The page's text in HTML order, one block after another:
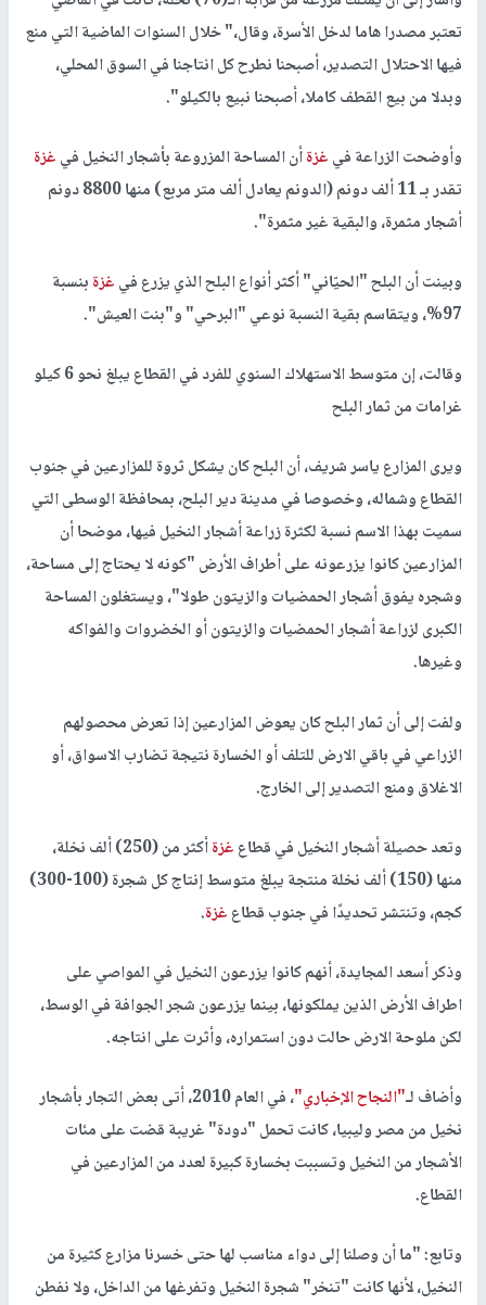
تعتبر مصدرا هاما لدخل الأسرة، وقال،" خلال السنوات الماضية التي منع
فيها الاحتلال التصدير، أصبحنا نطرح كل انتاجنا في السوق المحلي،
وبدلا من بيع القطف كاملا، أصبحنا نبيع بالكيلو".
وأوضحت الزراعة فيغزةأن المساحة المزروعة بأشجار النخيل فيغزة
تقدر بـ 11 ألف دونم (الدونم يعادل ألف متر مربع) منها 8800 دونم
أشجار مثمرة، والبقية غير مثمرة".
وبينت أن البلح "الحيّاني" أكثر أنواع البلح الذي يزرع فيغزةبنسبة
97%، ويتقاسم بقية النسبة نوعي "البرحي" و"بنت العيش".
وقالت، إن متوسط الاستهلاك السنوي للفرد في القطاع يبلغ نحو 6 كيلو
غرامات من ثمار البلح
ويرى المزارع ياسر شريف، أن البلح كان يشكل ثروة للمزارعين في جنوب
القطاع وشماله، وخصوصا في مدينة دير البلح، بمحافظة الوسطى التي
سميت بهذا الاسم نسبة لكثرة زراعة أشجار النخيل فيها، موضحا أن
المزارعين كانوا يزرعونه على أطراف الأرض "كونه لا يحتاج إلى مساحة،
وشجره يفوق أشجار الحمضيات والزيتون طولا"، ويستغلون المساحة
الكبرى لزراعة أشجار الحمضيات والزيتون أو الخضروات والفواكه
وغيرها.
ولفت إلى أن ثمار البلح كان يعوض المزارعين إذا تعرض محصولهم
الزراعي في باقي الارض للتلف أو الخسارة نتيجة تضارب الاسواق، أو
الاغلاق ومنع التصدير إلى الخارج.
وتعد حصيلة أشجار النخيل في قطاعغزة
أكثر من (250) ألف نخلة،
منها (150) ألف نخلة منتجة يبلغ متوسط إنتاج كل شجرة (100-300)
كجم، وتنتشر تحديدًا في جنوب قطاعغزة.
وذكر أسعد المجايدة، أنهم كانوا يزرعون النخيل في المواصي على
اطراف الأرض الذين يملكونها، بينما يزرعون شجر الجوافة في الوسط،
لكن ملوحة الارض حالت دون استمراره، وأثرت على انتاجه.
وأضاف لـ"النجاح الإخباري"
، في العام 2010، أتى بعض التجار بأشجار
نخيل من مصر وليبيا، كانت تحمل "دودة" غريبة قضت على مئات
الأشجار من النخيل وتسببت بخسارة كبيرة لعدد من المزارعين في
القطاع.
وتابع: "ما أن وصلنا إلى دواء مناسب لها حتى خسرنا مزارع كثيرة من
النخيل، لأنها كانت "تنخر" شجرة النخيل وتفرغها من الداخل، ولا نفطن